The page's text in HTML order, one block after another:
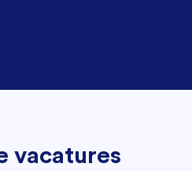
vacatures